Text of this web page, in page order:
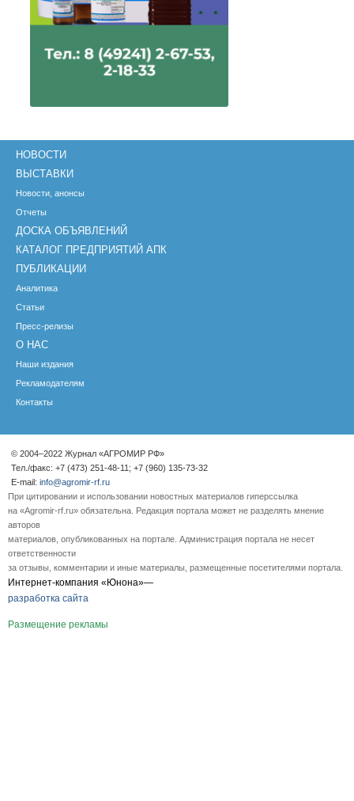
НОВОСТИ
ВЫСТАВКИ
Новости, анонсы
Отчеты
ДОСКА ОБЪЯВЛЕНИЙ
КАТАЛОГ ПРЕДПРИЯТИЙ АПК
ПУБЛИКАЦИИ
Аналитика
Статьи
Пресс-релизы
О НАС
Наши издания
Рекламодателям
Контакты
© 2004–2022 Журнал «АГРОМИР РФ»
Тел./факс: +7 (473) 251-48-11; +7 (960) 135-73-32
E-mail: info@agromir-rf.ru
При цитировании и использовании новостных материалов гиперссылка
на «Agromir-rf.ru» обязательна. Редакция портала может не разделять мнение
авторов
материалов, опубликованных на портале. Администрация портала не несет
ответственности
за отзывы, комментарии и иные материалы, размещенные посетителями портала.
Интернет-компания «Юнона»—
разработка сайта
Размещение рекламы